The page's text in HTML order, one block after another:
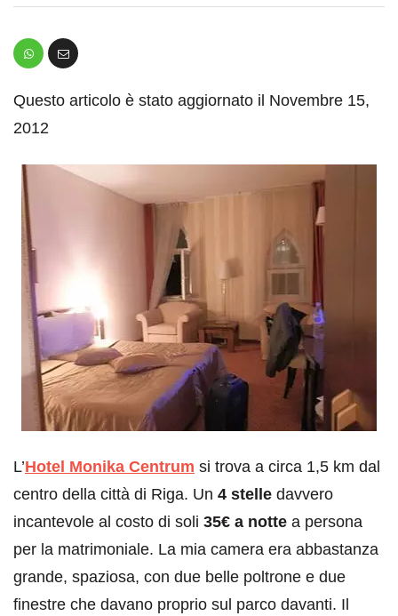
Questo articolo è stato aggiornato il Novembre 15,
2012
L’Hotel Monika Centrum si trova a circa 1,5 km dal
centro della città di Riga. Un 4 stelle davvero
incantevole al costo di soli 35€ a notte a persona
per la matrimoniale. La mia camera era abbastanza
grande, spaziosa, con due belle poltrone e due
finestre che davano proprio sul parco davanti. Il